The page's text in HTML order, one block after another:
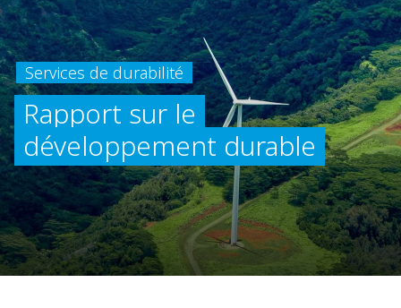
Services de durabilité
Rapport sur le
développement durable